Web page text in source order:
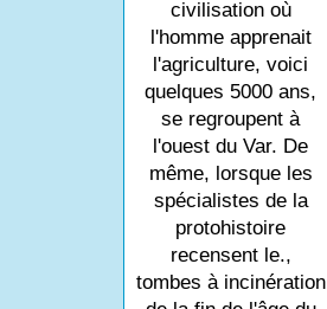
civilisation où
l'homme apprenait
l'agriculture, voici
quelques 5000 ans,
se regroupent à
l'ouest du Var. De
même, lorsque les
spécialistes de la
protohistoire
recensent le.,
tombes à incinération